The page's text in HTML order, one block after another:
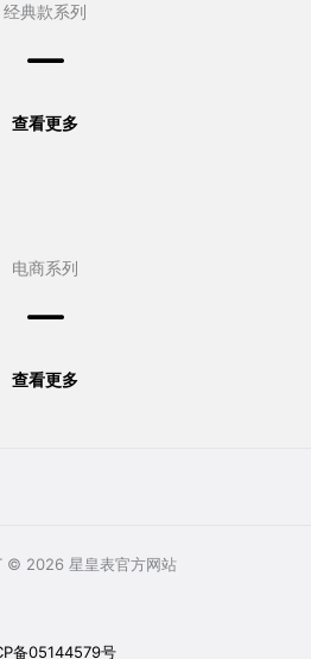
经典款系列
查看更多
电商系列
查看更多
© 2026 星皇表官方网站
备05144579号